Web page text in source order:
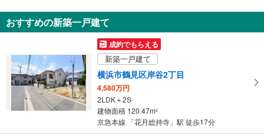
知
を
け
取
る
・
おすすめの新築一戸建て
成約でもらえる
新築一戸建て
横浜市鶴見区岸谷2丁目
4,580万円
2LDK＋2S
建物面積 120.47m2
京急本線 「花月総持寺」駅 徒歩17分